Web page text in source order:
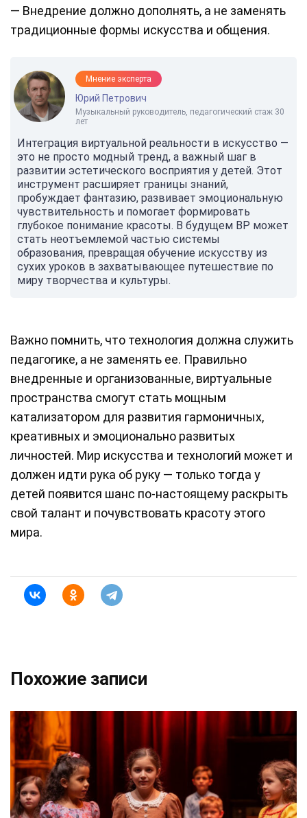
— Внедрение должно дополнять, а не заменять
традиционные формы искусства и общения.
Мнение эксперта
Юрий Петрович
Музыкальный руководитель, педагогический стаж 30
лет
Интеграция виртуальной реальности в искусство —
это не просто модный тренд, а важный шаг в
развитии эстетического восприятия у детей. Этот
инструмент расширяет границы знаний,
пробуждает фантазию, развивает эмоциональную
чувствительность и помогает формировать
глубокое понимание красоты. В будущем ВР может
стать неотъемлемой частью системы
образования, превращая обучение искусству из
сухих уроков в захватывающее путешествие по
миру творчества и культуры.
Важно помнить, что технология должна служить
педагогике, а не заменять ее. Правильно
внедренные и организованные, виртуальные
пространства смогут стать мощным
катализатором для развития гармоничных,
креативных и эмоционально развитых
личностей. Мир искусства и технологий может и
должен идти рука об руку — только тогда у
детей появится шанс по-настоящему раскрыть
свой талант и почувствовать красоту этого
мира.
Похожие записи